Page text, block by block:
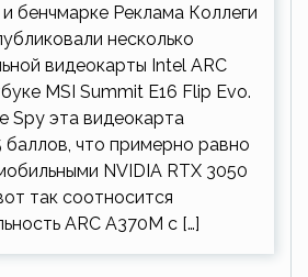
и бенчмарке Реклама Коллеги
несколько
видеокарты Intel ARC
MSI Summit E16 Flip Evo.
Spy эта видеокарта
что примерно равно
NVIDIA RTX 3050
так соотносится
ARC A370M с […]